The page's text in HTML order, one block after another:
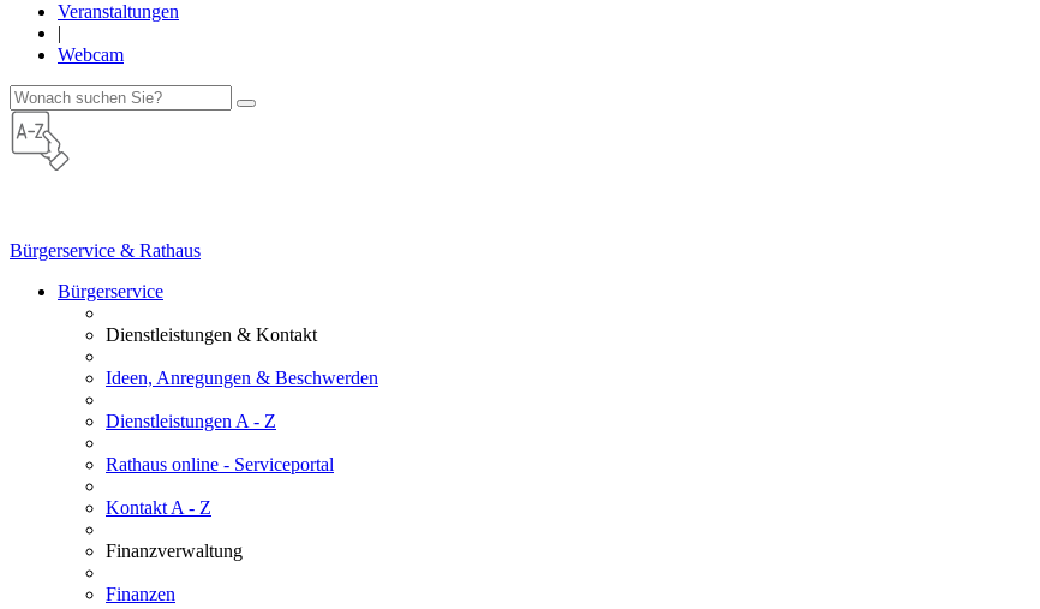
Veranstaltungen
|
Webcam
Bürgerservice & Rathaus
Bürgerservice
Dienstleistungen & Kontakt
Ideen, Anregungen & Beschwerden
Dienstleistungen A - Z
Rathaus online - Serviceportal
Kontakt A - Z
Finanzverwaltung
Finanzen